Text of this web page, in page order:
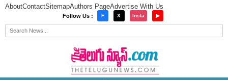
AboutContactSitemapAuthors PageAdvertise With Us
Follow Us : F X Insta ▶